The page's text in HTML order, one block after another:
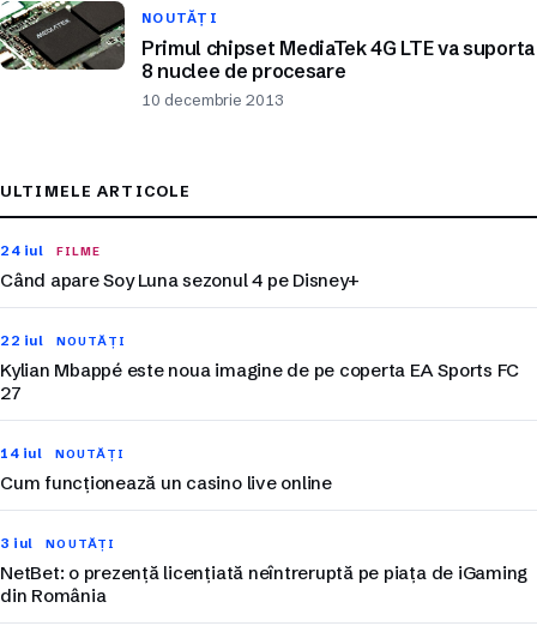
NOUTĂȚI
Primul chipset MediaTek 4G LTE va suporta
8 nuclee de procesare
10 decembrie 2013
ULTIMELE ARTICOLE
24 iul FILME
Când apare Soy Luna sezonul 4 pe Disney+
22 iul NOUTĂȚI
Kylian Mbappé este noua imagine de pe coperta EA Sports FC
27
14 iul NOUTĂȚI
Cum funcționează un casino live online
3 iul NOUTĂȚI
NetBet: o prezență licențiată neîntreruptă pe piața de iGaming
din România